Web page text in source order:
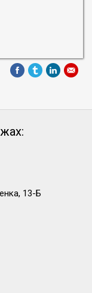
13-Б